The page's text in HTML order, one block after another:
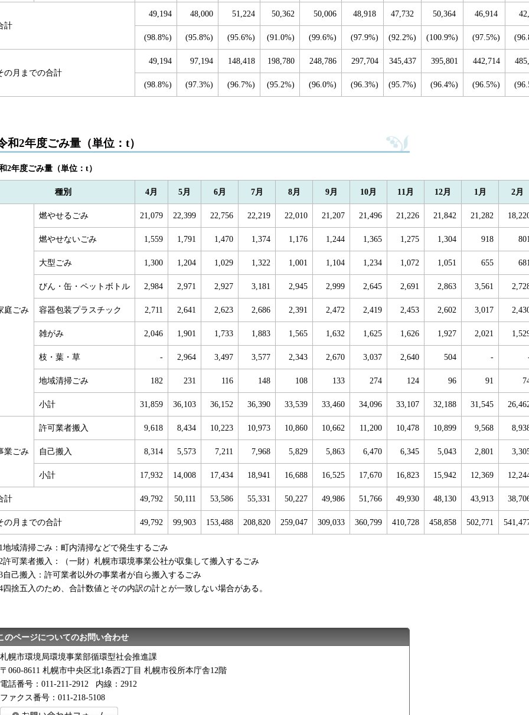
計
49,194 48,000 51,224 50,362 50,006 48,918 47,732 50,364 46,914
(98.8%) (95.8%) (95.6%) (91.0%) (99.6%) (97.9%) (92.2%) (100.9%) (97.5%)
の月までの合計
49,194 97,194 148,418 198,780 248,786 297,704 345,437 395,801 442,714
(98.8%) (97.3%) (96.7%) (95.2%) (96.0%) (96.3%) (95.7%) (96.4%) (96.5%)
和2年度ごみ量（単位：t）
2年度ごみ量（単位：t）
種別 4月 5月 6月 7月 8月 9月 10月 11月 12月 1月 2月
庭ごみ
燃やせるごみ 21,079 22,399 22,756 22,219 22,010 21,207 21,496 21,226 21,842 21,282
燃やせないごみ 1,559 1,791 1,470 1,374 1,176 1,244 1,365 1,275 1,304 918
大型ごみ 1,300 1,204 1,029 1,322 1,001 1,104 1,234 1,072 1,051 655
びん・缶・ペットボトル 2,984 2,971 2,927 3,181 2,945 2,999 2,645 2,691 2,863 3,561
容器包装プラスチック 2,711 2,641 2,623 2,686 2,391 2,472 2,419 2,453 2,602 3,017
雑がみ 2,046 1,901 1,733 1,883 1,565 1,632 1,625 1,626 1,927 2,021
枝・葉・草 - 2,964 3,497 3,577 2,343 2,670 3,037 2,640 504 -
地域清掃ごみ 182 231 116 148 108 133 274 124 96 91
小計 31,859 36,103 36,152 36,390 33,539 33,460 34,096 33,107 32,188 31,545
業ごみ
許可業者搬入 9,618 8,434 10,223 10,973 10,860 10,662 11,200 10,478 10,899 9,568
自己搬入 8,314 5,573 7,211 7,968 5,829 5,863 6,470 6,345 5,043 2,801
小計 17,932 14,008 17,434 18,941 16,688 16,525 17,670 16,823 15,942 12,369
計 49,792 50,111 53,586 55,331 50,227 49,986 51,766 49,930 48,130 43,913
の月までの合計 49,792 99,903 153,488 208,820 259,047 309,033 360,799 410,728 458,858 502,771
域清掃ごみ：町内清掃などで発生するごみ
可業者搬入：（一財）札幌市環境事業公社が収集して搬入するごみ
己搬入：許可業者以外の事業者が自ら搬入するごみ
捨五入のため、合計数値とその内訳の計とが一致しない場合がある。
のページについてのお問い合わせ
札幌市環境局環境事業部循環型社会推進課
〒060-8611 札幌市中央区北1条西2丁目 札幌市役所本庁舎12階
電話番号：011-211-2912 内線：2912
ファクス番号：011-218-5108